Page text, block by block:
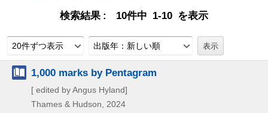
検索結果 10件中 1-10 を表示
20件ずつ表示 出版年：新しい順
1,000 marks by Pentagram
[ edited by Angus Hyland]
Thames & Hudson, 2024